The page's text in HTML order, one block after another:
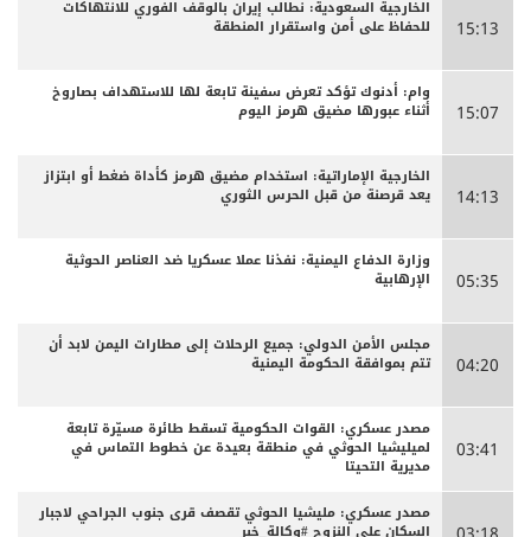
15:13
الخارجية السعودية: نطالب إيران بالوقف الفوري للانتهاكات
للحفاظ على أمن واستقرار المنطقة
15:07
وام: أدنوك تؤكد تعرض سفينة تابعة لها للاستهداف بصاروخ
أثناء عبورها مضيق هرمز اليوم
14:13
الخارجية الإماراتية: استخدام مضيق هرمز كأداة ضغط أو ابتزاز
يعد قرصنة من قبل الحرس الثوري
05:35
وزارة الدفاع اليمنية: نفذنا عملا عسكريا ضد العناصر الحوثية
الإرهابية
04:20
مجلس الأمن الدولي: جميع الرحلات إلى مطارات اليمن لابد أن
تتم بموافقة الحكومة اليمنية
03:41
مصدر عسكري: القوات الحكومية تسقط طائرة مسيّرة تابعة
لميليشيا الحوثي في منطقة بعيدة عن خطوط التماس في
مديرية التحيتا
مصدر عسكري: مليشيا الحوثي تقصف قرى جنوب الجراحي لاجبار
السكان على النزوح #وكالة_خبر